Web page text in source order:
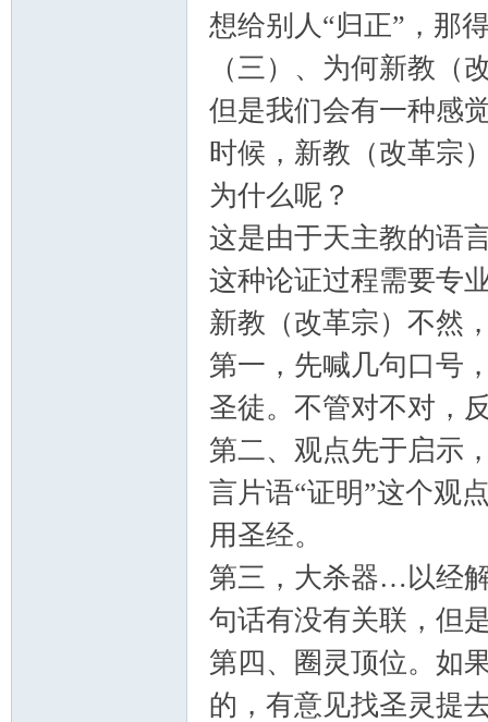
想给别人“归正”，那
（三）、为何新教（
但是我们会有一种感
时候，新教（改革宗
为什么呢？
这是由于天主教的语
这种论证过程需要专
新教（改革宗）不然
第一，先喊几句口号
圣徒。不管对不对，
第二、观点先于启示
言片语“证明”这个观
用圣经。
第三，大杀器…以经
句话有没有关联，但
第四、圈灵顶位。如
的，有意见找圣灵提